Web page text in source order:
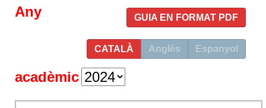
GUIA EN FORMAT PDF
CATALÀ Anglès Espanyol
Any
acadèmic